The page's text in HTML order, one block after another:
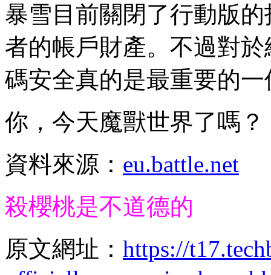
暴雪目前關閉了行動版
者的帳戶財產。不過對
碼安全真的是最重要的
你，今天魔獸世界了嗎？
資料來源： eu.battle.net
殺櫻桃是不道德的
原文網址： https://